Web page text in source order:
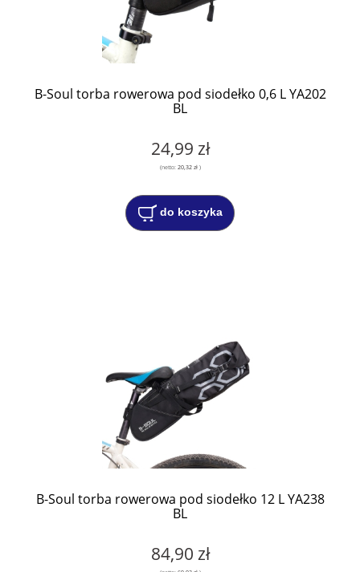
B-Soul torba rowerowa pod siodełko 0,6 L YA202
BL
24,99 zł
(netto: 20,32 zł)
do koszyka
B-Soul torba rowerowa pod siodełko 12 L YA238
BL
84,90 zł